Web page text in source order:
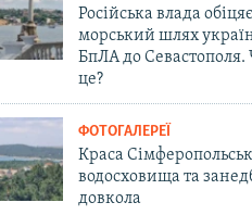
Російська влада
морський шлях
БпЛА до Севастополя.
це?
ФОТОГАЛЕРЕЇ
Краса
водосховища та
довкола